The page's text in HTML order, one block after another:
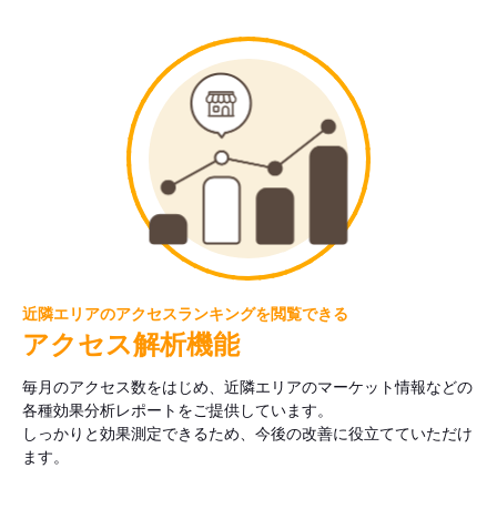
近隣エリアのアクセスランキングを閲覧できる
アクセス解析機能
毎月のアクセス数をはじめ、近隣エリアのマーケット情報などの
各種効果分析レポートをご提供しています。
しっかりと効果測定できるため、今後の改善に役立てていただけ
ます。